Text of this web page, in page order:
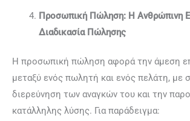
Προσωπική Πώληση: Η Ανθρώπινη
Διαδικασία Πώλησης
Η προσωπική πώληση αφορά την άμεση
μεταξύ ενός πωλητή και ενός πελάτη, με
διερεύνηση των αναγκών του και την
κατάλληλης λύσης. Για παράδειγμα: